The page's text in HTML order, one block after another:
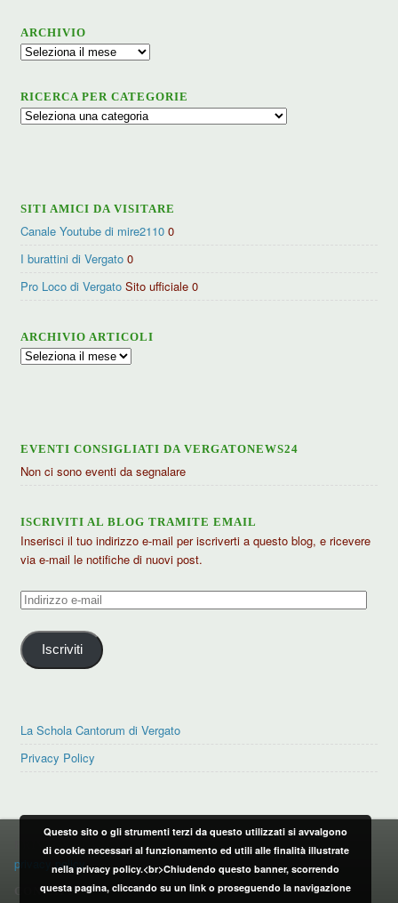
ARCHIVIO
Archivio
RICERCA PER CATEGORIE
Ricerca
SITI AMICI DA VISITARE
Canale Youtube di mire2110 0
I burattini di Vergato 0
Pro Loco di Vergato Sito ufficiale 0
ARCHIVIO ARTICOLI
Archivio
EVENTI CONSIGLIATI DA VERGATONEWS24
Non ci sono eventi da segnalare
ISCRIVITI AL BLOG TRAMITE EMAIL
Inserisci il tuo indirizzo e-mail per iscriverti a questo blog, e ricevere
via e-mail le notifiche di nuovi post.
Indirizzo
mail
Iscriviti
La Schola Cantorum di Vergato
Privacy Policy
PRIVACY POLICY
privacy policy
CONTATTI:
Questo sito o gli strumenti terzi da questo utilizzati si avvalgono
di cookie necessari al funzionamento ed utili alle finalità illustrate
nella privacy policy.<br>Chiudendo questo banner, scorrendo
questa pagina, cliccando su un link o proseguendo la navigazione